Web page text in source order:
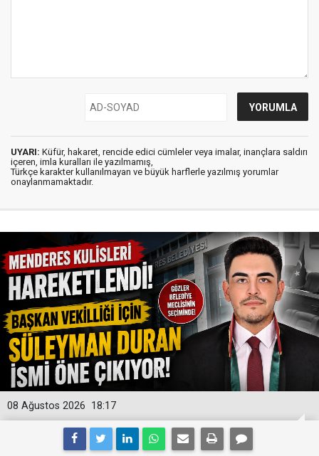
UYARI: Küfür, hakaret, rencide edici cümleler veya imalar, inançlara saldırı
içeren, imla kuralları ile yazılmamış,
Türkçe karakter kullanılmayan ve büyük harflerle yazılmış yorumlar
onaylanmamaktadır.
18:17
08 Ağustos 2026